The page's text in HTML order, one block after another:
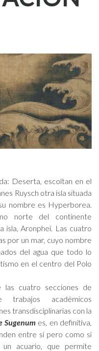
Deserta, escoltan en el
Ruysch otra isla situada
nombre es Hyperborea.
norte del continente
isla, Aronphei. Las cuatro
por un mar, cuyo nombre
del agua que todo lo
en el centro del Polo
cuatro secciones de
académicos
transdisciplinarias con la
Sugenum es, en definitiva,
entre sí pero como si
acuario, que permite